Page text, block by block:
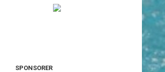
SPONSORER